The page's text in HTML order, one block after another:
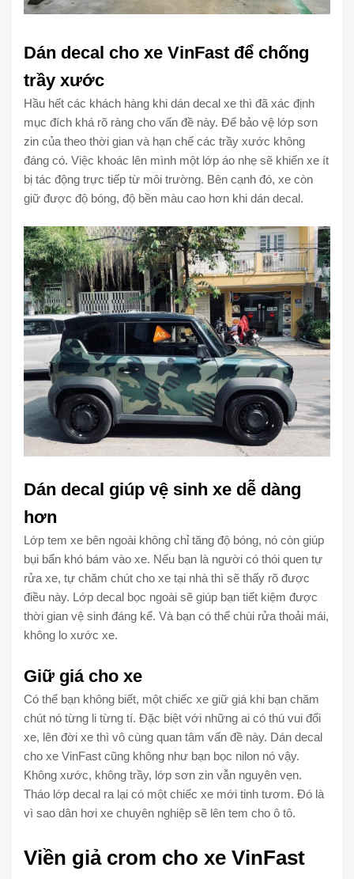
Dán decal cho xe VinFast để chống
trầy xước
Hầu hết các khách hàng khi dán decal xe thì đã xác định
mục đích khá rõ ràng cho vấn đề này. Để bảo vệ lớp sơn
zin của theo thời gian và hạn chế các trầy xước không
đáng có. Việc khoác lên mình một lớp áo nhẹ sẽ khiến xe ít
bị tác động trực tiếp từ môi trường. Bên cạnh đó, xe còn
giữ được độ bóng, độ bền màu cao hơn khi dán decal.
Dán decal giúp vệ sinh xe dễ dàng
hơn
Lớp tem xe bên ngoài không chỉ tăng độ bóng, nó còn giúp
bụi bẩn khó bám vào xe. Nếu bạn là người có thói quen tự
rửa xe, tự chăm chút cho xe tại nhà thì sẽ thấy rõ được
điều này. Lớp decal bọc ngoài sẽ giúp bạn tiết kiệm được
thời gian vệ sinh đáng kể. Và bạn có thể chùi rửa thoải mái,
không lo xước xe.
Giữ giá cho xe
Có thể bạn không biết, một chiếc xe giữ giá khi bạn chăm
chút nó từng li từng tí. Đặc biệt với những ai có thú vui đổi
xe, lên đời xe thì vô cùng quan tâm vấn đề này. Dán decal
cho xe VinFast cũng không như bạn bọc nilon nó vậy.
Không xước, không trầy, lớp sơn zin vẫn nguyên vẹn.
Tháo lớp decal ra lại có một chiếc xe mới tinh tươm. Đó là
vì sao dân hơi xe chuyên nghiệp sẽ lên tem cho ô tô.
Viền giả crom cho xe VinFast